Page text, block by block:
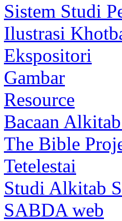
Sistem Studi
Ilustrasi
Ekspositori
Gambar
Resource
Bacaan
The Bible
Tetelestai
Studi Alkitab
SABDA web